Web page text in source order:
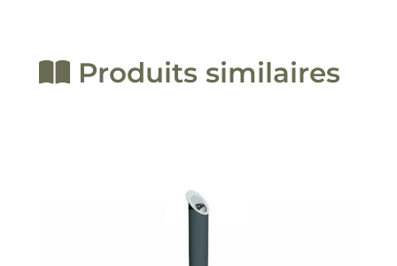
Produits similaires